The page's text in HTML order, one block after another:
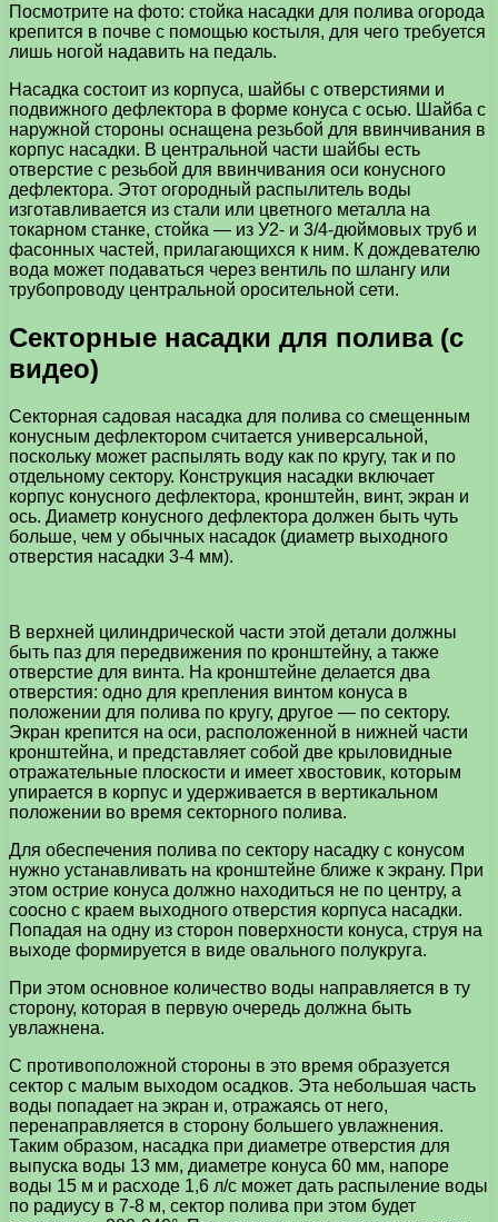
Посмотрите на фото: стойка насадки для полива огорода
крепится в почве с помощью костыля, для чего требуется
лишь ногой надавить на педаль.
Насадка состоит из корпуса, шайбы с отверстиями и
подвижного дефлектора в форме конуса с осью. Шайба с
наружной стороны оснащена резьбой для ввинчивания в
корпус насадки. В центральной части шайбы есть
отверстие с резьбой для ввинчивания оси конусного
дефлектора. Этот огородный распылитель воды
изготавливается из стали или цветного металла на
токарном станке, стойка — из У2- и 3/4-дюймовых труб и
фасонных частей, прилагающихся к ним. К дождевателю
вода может подаваться через вентиль по шлангу или
трубопроводу центральной оросительной сети.
Секторные насадки для полива (с
видео)
Секторная садовая насадка для полива со смещенным
конусным дефлектором считается универсальной,
поскольку может распылять воду как по кругу, так и по
отдельному сектору. Конструкция насадки включает
корпус конусного дефлектора, кронштейн, винт, экран и
ось. Диаметр конусного дефлектора должен быть чуть
больше, чем у обычных насадок (диаметр выходного
отверстия насадки 3-4 мм).
В верхней цилиндрической части этой детали должны
быть паз для передвижения по кронштейну, а также
отверстие для винта. На кронштейне делается два
отверстия: одно для крепления винтом конуса в
положении для полива по кругу, другое — по сектору.
Экран крепится на оси, расположенной в нижней части
кронштейна, и представляет собой две крыловидные
отражательные плоскости и имеет хвостовик, которым
упирается в корпус и удерживается в вертикальном
положении во время секторного полива.
Для обеспечения полива по сектору насадку с конусом
нужно устанавливать на кронштейне ближе к экрану. При
этом острие конуса должно находиться не по центру, а
соосно с краем выходного отверстия корпуса насадки.
Попадая на одну из сторон поверхности конуса, струя на
выходе формируется в виде овального полукруга.
При этом основное количество воды направляется в ту
сторону, которая в первую очередь должна быть
увлажнена.
С противоположной стороны в это время образуется
сектор с малым выходом осадков. Эта небольшая часть
воды попадает на экран и, отражаясь от него,
перенаправляется в сторону большего увлажнения.
Таким образом, насадка при диаметре отверстия для
выпуска воды 13 мм, диаметре конуса 60 мм, напоре
воды 15 м и расходе 1,6 л/с может дать распыление воды
по радиусу в 7-8 м, сектор полива при этом будет